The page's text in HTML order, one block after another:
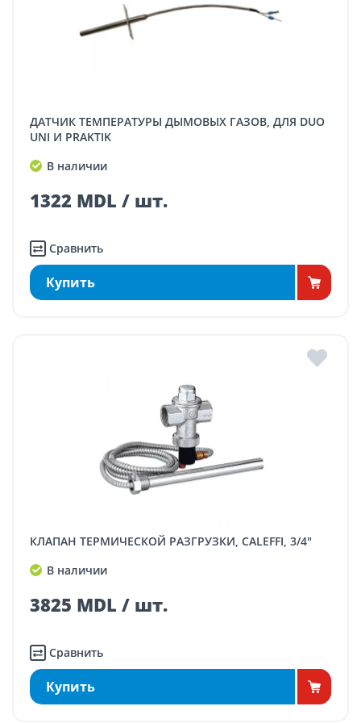
ДАТЧИК ТЕМПЕРАТУРЫ ДЫМОВЫХ ГАЗОВ, ДЛЯ DUO
UNI И PRAKTIK
В наличии
1322 MDL / шт.
Сравнить
Купить
КЛАПАН ТЕРМИЧЕСКОЙ РАЗГРУЗКИ, CALEFFI, 3/4"
В наличии
3825 MDL / шт.
Сравнить
Купить